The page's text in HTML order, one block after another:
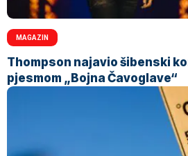
MAGAZIN
Thompson najavio šibenski
pjesmom „Bojna Čavoglave“